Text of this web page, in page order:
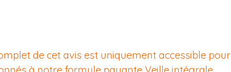
de cet avis est uniquement accessible pour